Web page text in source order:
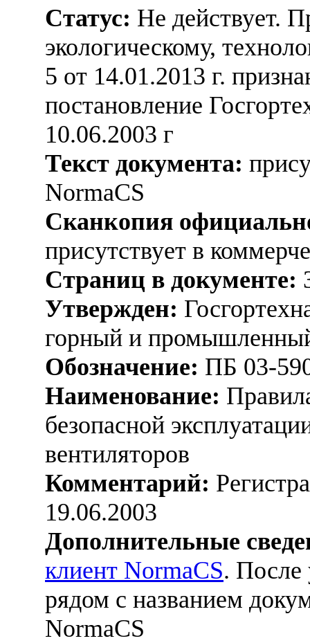
Статус: Не действует.
экологическому,
5 от 14.01.2013 г.
постановление
10.06.2003 г
Текст документа:
NormaCS
Сканкопия
присутствует в
Страниц в документе:
Утвержден:
горный и
Обозначение: ПБ 03-
Наименование:
безопасной
вентиляторов
Комментарий:
19.06.2003
Дополнительные
клиент NormaCS. После
рядом с названием
NormaCS